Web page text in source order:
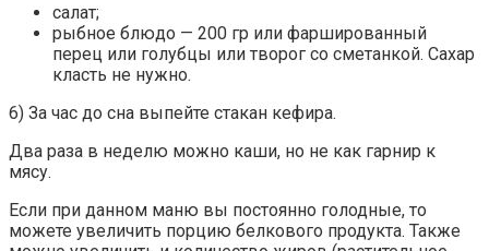
салат;
рыбное блюдо — 200 гр или фаршированный
перец или голубцы или творог со сметанкой. Сахар
класть не нужно.
6) За час до сна выпейте стакан кефира.
Два раза в неделю можно каши, но не как гарнир к
мясу.
Если при данном маню вы постоянно голодные, то
можете увеличить порцию белкового продукта. Также